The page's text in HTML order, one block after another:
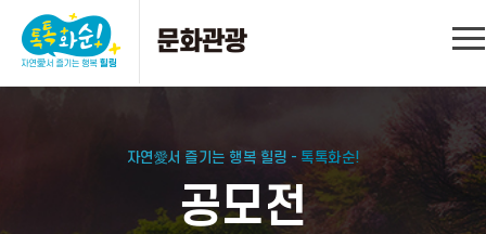
자연愛서 즐기는 행복 힐링 - 톡톡화순!
공모전